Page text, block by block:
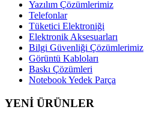
Yazılım Çözümlerimiz
Telefonlar
Tüketici Elektroniği
Elektronik Aksesuarları
Bilgi Güvenliği Çözümlerimiz
Görüntü Kabloları
Baskı Çözümleri
Notebook Yedek Parça
YENİ ÜRÜNLER